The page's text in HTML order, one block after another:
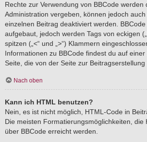
Rechte zur Verwendung von BBCode werden
Administration vergeben, können jedoch
einzelnen Beitrag deaktiviert werden.
aufgebaut, jedoch werden Tags von eckigen
spitzen („<“ und „>“) Klammern
Informationen zu BBCode findest du auf einer
Seite, die von der Seite zur
Nach oben
Kann ich HTML benutzen?
Nein, es ist nicht möglich, HTML-Code in
Die meisten Formatierungsmöglichkeiten, die
über BBCode erreicht werden.